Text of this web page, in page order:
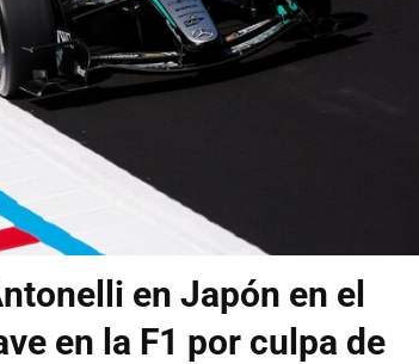
en Japón en el
en la F1 por culpa de